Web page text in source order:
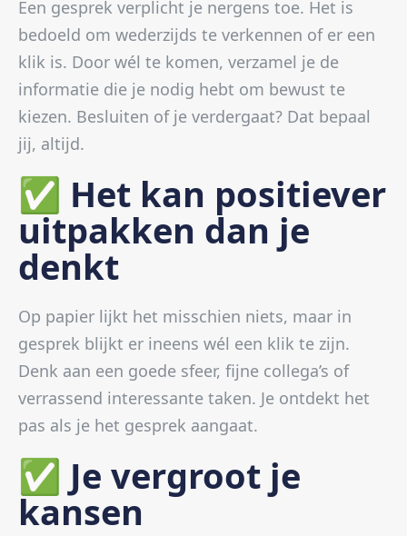
Een gesprek verplicht je nergens toe. Het is
bedoeld om wederzijds te verkennen of er een
klik is. Door wél te komen, verzamel je de
informatie die je nodig hebt om bewust te
kiezen. Besluiten of je verdergaat? Dat bepaal
jij, altijd.
✅ Het kan positiever
uitpakken dan je
denkt
Op papier lijkt het misschien niets, maar in
gesprek blijkt er ineens wél een klik te zijn.
Denk aan een goede sfeer, fijne collega’s of
verrassend interessante taken. Je ontdekt het
pas als je het gesprek aangaat.
✅ Je vergroot je
kansen